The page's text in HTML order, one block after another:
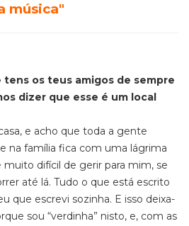
música"
tens os teus amigos de sempre
dizer que esse é um local
e acho que toda a gente
na família fica com uma lágrima
muito difícil de gerir para mim, se
até lá. Tudo o que está escrito
que escrevi sozinha. E isso deixa-
sou “verdinha” nisto, e, com as